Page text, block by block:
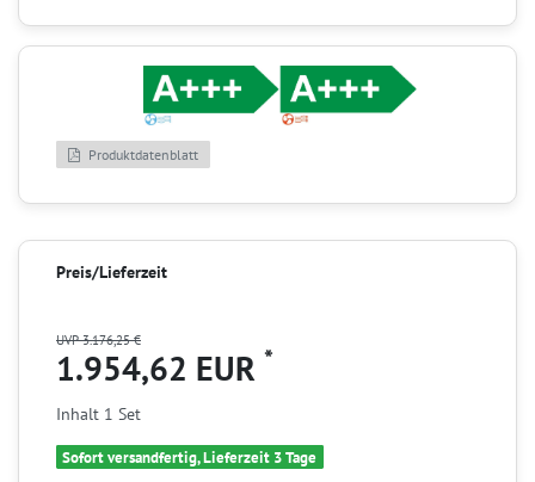
Produktdatenblatt
Preis/Lieferzeit
UVP 3.176,25 €
1.954,62 EUR *
Inhalt 1 Set
Sofort versandfertig, Lieferzeit 3 Tage